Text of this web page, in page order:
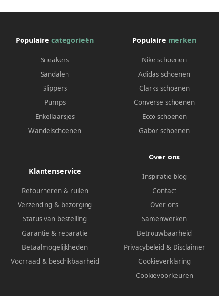
Populaire categorieën
Sneakers
Sandalen
Slippers
Pumps
Enkellaarsjes
Wandelschoenen
Populaire merken
Nike schoenen
Adidas schoenen
Clarks schoenen
Converse schoenen
Ecco schoenen
Gabor schoenen
Klantenservice
Retourneren & ruilen
Verzending & bezorging
Status van bestelling
Garantie & reparatie
Betaalmogelijkheden
Voorraad & beschikbaarheid
Over ons
Inspiratie blog
Contact
Over ons
Samenwerken
Betrouwbaarheid
Privacybeleid & Disclaimer
Cookieverklaring
Cookievoorkeuren